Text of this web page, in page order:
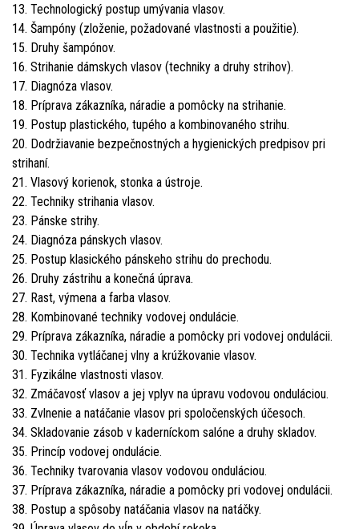
13. Technologický postup umývania vlasov.
14. Šampóny (zloženie, požadované vlastnosti a použitie).
15. Druhy šampónov.
16. Strihanie dámskych vlasov (techniky a druhy strihov).
17. Diagnóza vlasov.
18. Príprava zákazníka, náradie a pomôcky na strihanie.
19. Postup plastického, tupého a kombinovaného strihu.
20. Dodržiavanie bezpečnostných a hygienických predpisov pri
strihaní.
21. Vlasový korienok, stonka a ústroje.
22. Techniky strihania vlasov.
23. Pánske strihy.
24. Diagnóza pánskych vlasov.
25. Postup klasického pánskeho strihu do prechodu.
26. Druhy zástrihu a konečná úprava.
27. Rast, výmena a farba vlasov.
28. Kombinované techniky vodovej ondulácie.
29. Príprava zákazníka, náradie a pomôcky pri vodovej ondulácii.
30. Technika vytláčanej vlny a krúžkovanie vlasov.
31. Fyzikálne vlastnosti vlasov.
32. Zmáčavosť vlasov a jej vplyv na úpravu vodovou onduláciou.
33. Zvlnenie a natáčanie vlasov pri spoločenských účesoch.
34. Skladovanie zásob v kaderníckom salóne a druhy skladov.
35. Princíp vodovej ondulácie.
36. Techniky tvarovania vlasov vodovou onduláciou.
37. Príprava zákazníka, náradie a pomôcky pri vodovej ondulácii.
38. Postup a spôsoby natáčania vlasov na natáčky.